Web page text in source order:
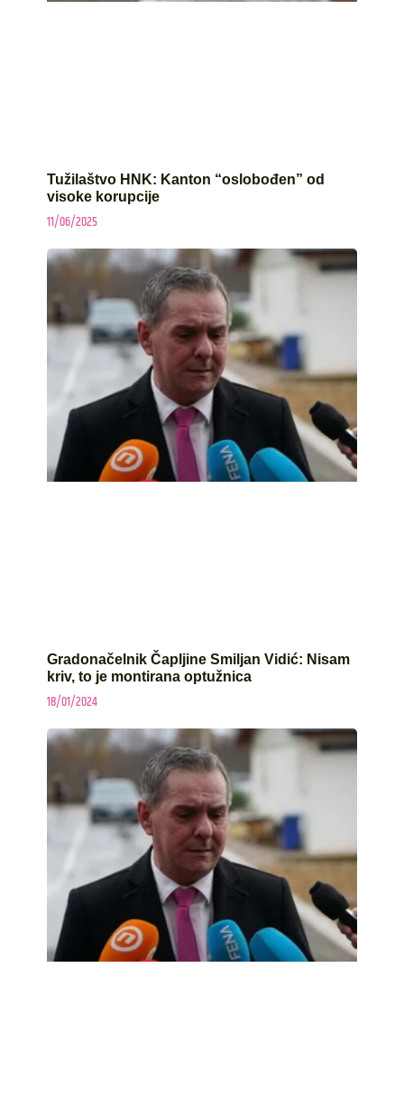
Tužilaštvo HNK: Kanton “oslobođen” od
visoke korupcije
11/06/2025
Gradonačelnik Čapljine Smiljan Vidić: Nisam
kriv, to je montirana optužnica
18/01/2024